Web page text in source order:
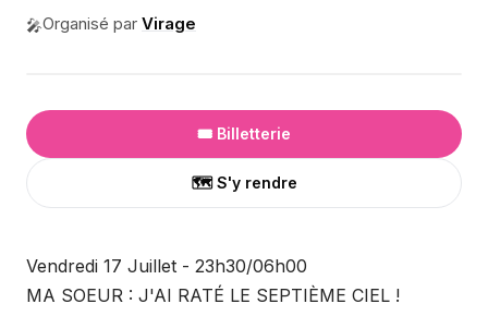
🎤Organisé par Virage
🎟️ Billetterie
🗺️ S'y rendre
Vendredi 17 Juillet - 23h30/06h00
MA SOEUR : J'AI RATÉ LE SEPTIÈME CIEL !